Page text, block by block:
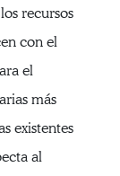
recursos
con el
el
más
existentes
al